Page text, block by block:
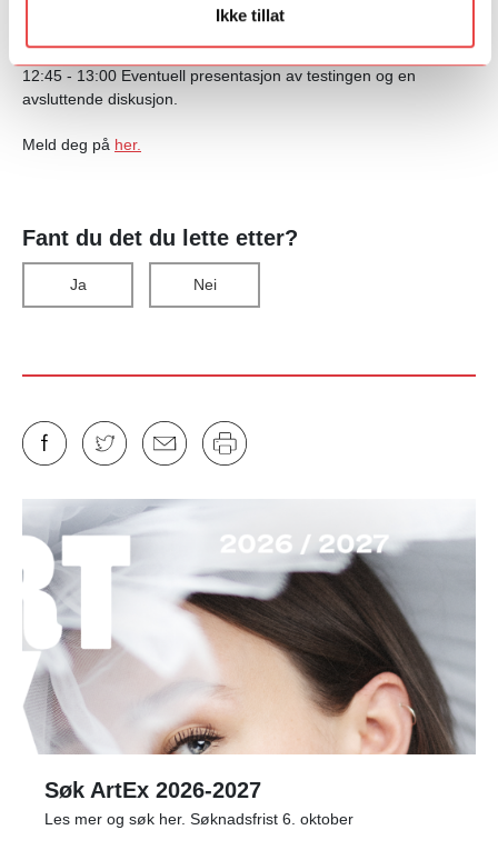
Ikke tillat
12:45 - 13:00 Eventuell presentasjon av testingen og en
avsluttende diskusjon.
Meld deg på her.
Fant du det du lette etter?
Ja Nei
Søk ArtEx 2026-2027
Les mer og søk her. Søknadsfrist 6. oktober